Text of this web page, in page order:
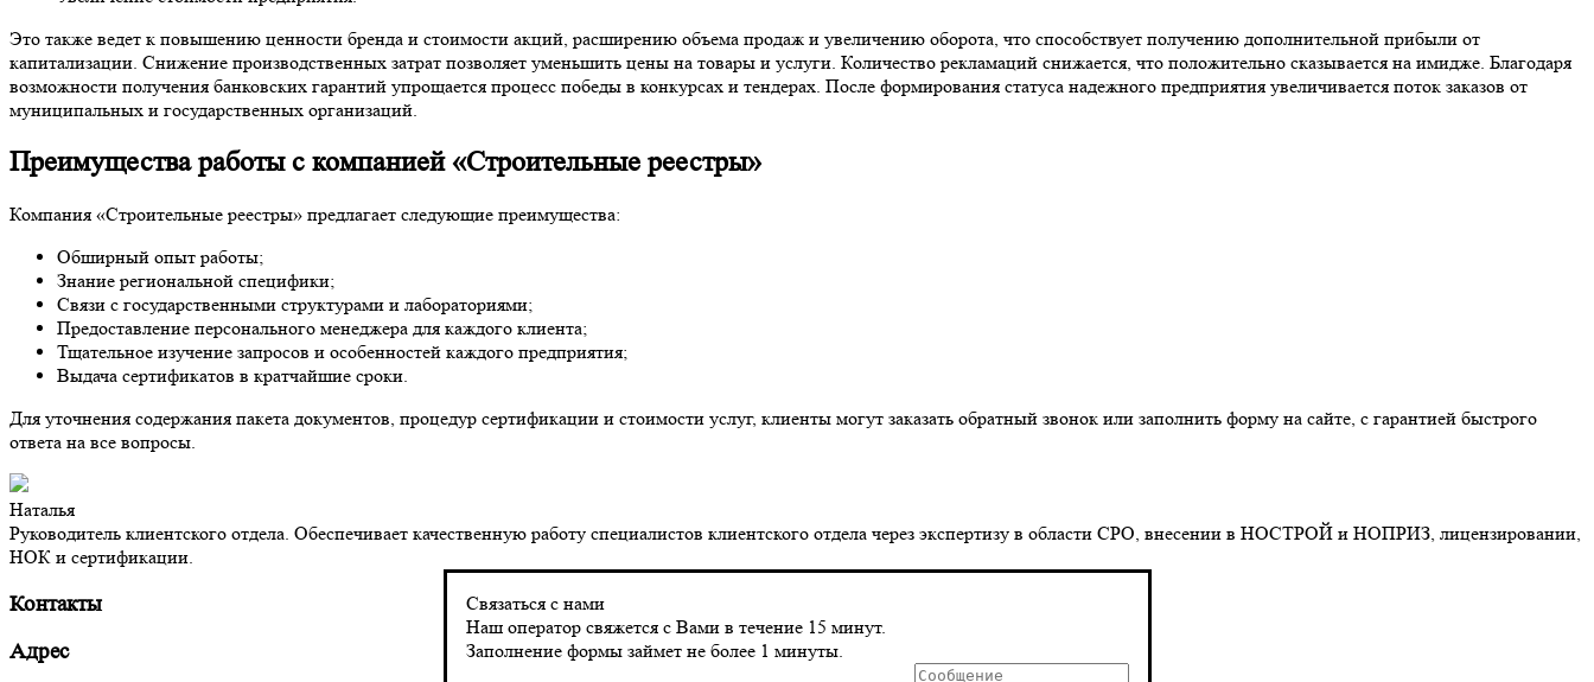
Это также ведет к повышению ценности бренда и стоимости акций, расширению объема продаж и увеличению оборота, что способствует получению дополнительной прибыли от
капитализации. Снижение производственных затрат позволяет уменьшить цены на товары и услуги. Количество рекламаций снижается, что положительно сказывается на имидже. Благодаря
возможности получения банковских гарантий упрощается процесс победы в конкурсах и тендерах. После формирования статуса надежного предприятия увеличивается поток заказов от
муниципальных и государственных организаций.
Преимущества работы с компанией «Строительные реестры»
Компания «Строительные реестры» предлагает следующие преимущества:
Обширный опыт работы;
Знание региональной специфики;
Связи с государственными структурами и лабораториями;
Предоставление персонального менеджера для каждого клиента;
Тщательное изучение запросов и особенностей каждого предприятия;
Выдача сертификатов в кратчайшие сроки.
Для уточнения содержания пакета документов, процедур сертификации и стоимости услуг, клиенты могут заказать обратный звонок или заполнить форму на сайте, с гарантией быстрого
ответа на все вопросы.
Наталья
Руководитель клиентского отдела. Обеспечивает качественную работу специалистов клиентского отдела через экспертизу в области СРО, внесении в НОСТРОЙ и НОПРИЗ, лицензировании,
НОК и сертификации.
Связаться с нами
Наш оператор свяжется с Вами в течение 15 минут.
Заполнение формы займет не более 1 минуты.
Контакты
Адрес